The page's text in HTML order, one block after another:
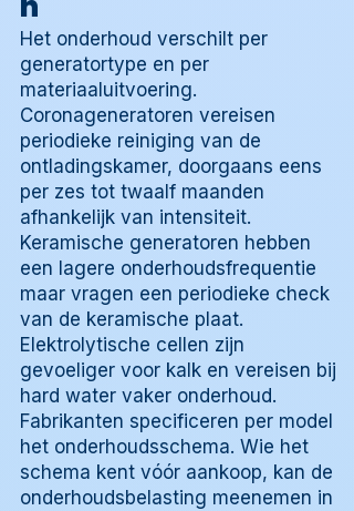
Het onderhoud verschilt per
generatortype en per
materiaaluitvoering.
Coronageneratoren vereisen
periodieke reiniging van de
ontladingskamer, doorgaans eens
per zes tot twaalf maanden
afhankelijk van intensiteit.
Keramische generatoren hebben
een lagere onderhoudsfrequentie
maar vragen een periodieke check
van de keramische plaat.
Elektrolytische cellen zijn
gevoeliger voor kalk en vereisen bij
hard water vaker onderhoud.
Fabrikanten specificeren per model
het onderhoudsschema. Wie het
schema kent vóór aankoop, kan de
onderhoudsbelasting meenemen in